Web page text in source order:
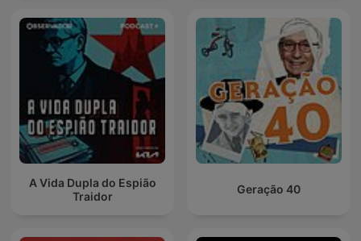
A Vida Dupla do Espião
Traidor
Geração 40